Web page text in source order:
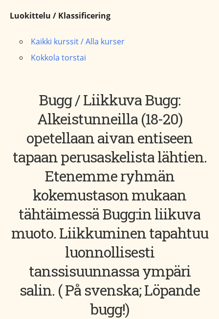
Luokittelu / Klassificering
Kaikki kurssit / Alla kurser
Kokkola torstai
Bugg / Liikkuva Bugg:
Alkeistunneilla (18-20)
opetellaan aivan entiseen
tapaan perusaskelista lähtien.
Etenemme ryhmän
kokemustason mukaan
tähtäimessä Bugg:in liikuva
muoto. Liikkuminen tapahtuu
luonnollisesti
tanssisuunnassa ympäri
salin. ( På svenska; Löpande
bugg!)